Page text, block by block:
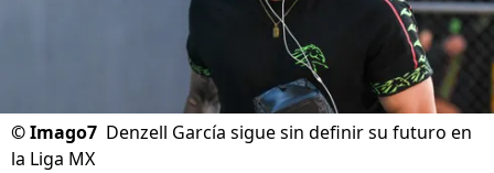
©Imago7 Denzell García sigue sin definir su futuro en
la Liga MX